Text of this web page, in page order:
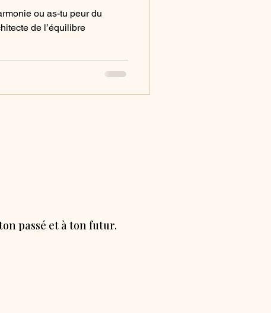
ou as-tu peur du
de l’équilibre
passé et à ton futur.